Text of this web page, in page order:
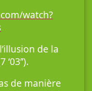
watch?
de la
de manière